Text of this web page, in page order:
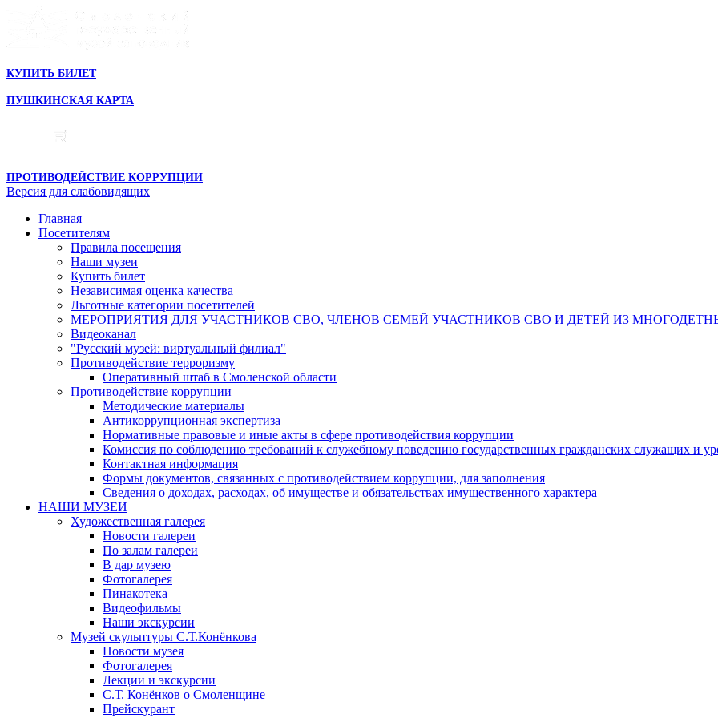
КУПИТЬ БИЛЕТ
ПУШКИНСКАЯ КАРТА
ПРОТИВОДЕЙСТВИЕ КОРРУПЦИИ
Версия для слабовидящих
Главная
Посетителям
Правила посещения
Наши музеи
Купить билет
Независимая оценка качества
Льготные категории посетителей
МЕРОПРИЯТИЯ ДЛЯ УЧАСТНИКОВ СВО, ЧЛЕНОВ СЕМЕЙ УЧАСТНИКОВ СВО И ДЕТЕЙ ИЗ
Видеоканал
"Русский музей: виртуальный филиал"
Противодействие терроризму
Оперативный штаб в Смоленской области
Противодействие коррупции
Методические материалы
Антикоррупционная экспертиза
Нормативные правовые и иные акты в сфере противодействия коррупции
Комиссия по соблюдению требований к служебному поведению государственных гражданских служащих и
Контактная информация
Формы документов, связанных с противодействием коррупции, для заполнения
Сведения о доходах, расходах, об имуществе и обязательствах имущественного характера
НАШИ МУЗЕИ
Художественная галерея
Новости галереи
По залам галереи
В дар музею
Фотогалерея
Пинакотека
Видеофильмы
Наши экскурсии
Музей скульптуры С.Т.Конёнкова
Новости музея
Фотогалерея
Лекции и экскурсии
С.Т. Конёнков о Смоленщине
Прейскурант